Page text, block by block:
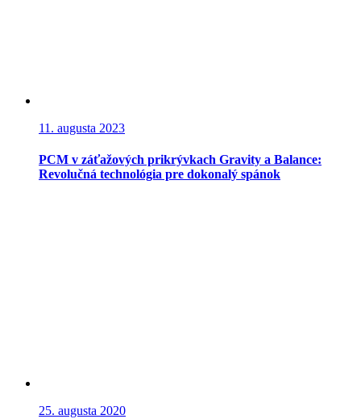
11. augusta 2023
PCM v záťažových prikrývkach Gravity a Balance:
Revolučná technológia pre dokonalý spánok
25. augusta 2020